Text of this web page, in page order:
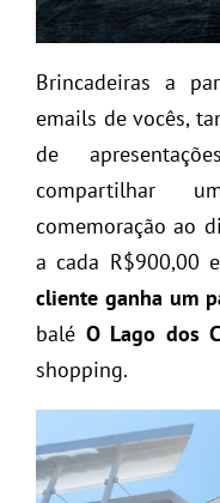
Brincadeiras a
emails de vocês,
de
compartilhar
comemoração ao
a cada R$900,00
cliente ganha um
balé O Lago dos
shopping.